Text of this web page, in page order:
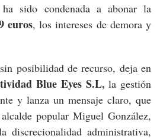
sido condenada a abonar la
euros, los intereses de demora y
posibilidad de recurso, deja en
Blue Eyes S.L, la gestión
y lanza un mensaje claro, que
popular Miguel González,
discrecionalidad administrativa,